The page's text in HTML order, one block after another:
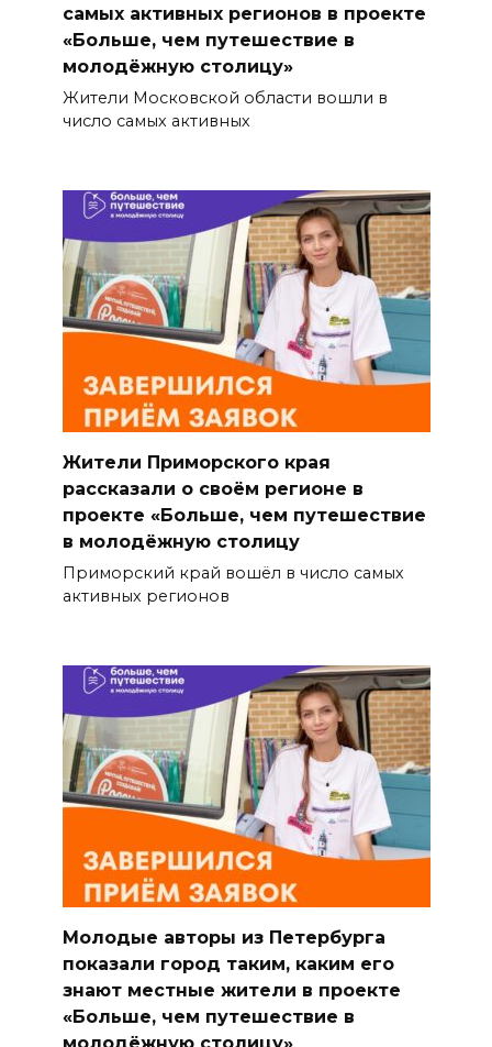
самых активных регионов в проекте
«Больше, чем путешествие в
молодёжную столицу»
Жители Московской области вошли в
число самых активных
Жители Приморского края
рассказали о своём регионе в
проекте «Больше, чем путешествие
в молодёжную столицу
Приморский край вошёл в число самых
активных регионов
Молодые авторы из Петербурга
показали город таким, каким его
знают местные жители в проекте
«Больше, чем путешествие в
молодёжную столицу»